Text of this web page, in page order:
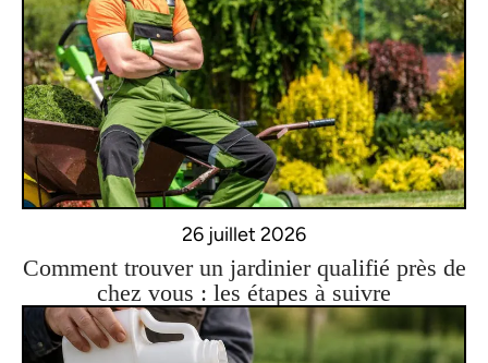
26 juillet 2026
Comment trouver un jardinier qualifié près de
chez vous : les étapes à suivre